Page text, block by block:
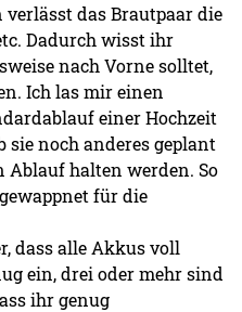
das Brautpaar die
Dadurch wisst ihr
nach Vorne solltet,
Ich las mir einen
einer Hochzeit
sie noch anderes geplant
halten werden. So
für die
dass alle Akkus voll
ein, drei oder mehr sind
ihr genug